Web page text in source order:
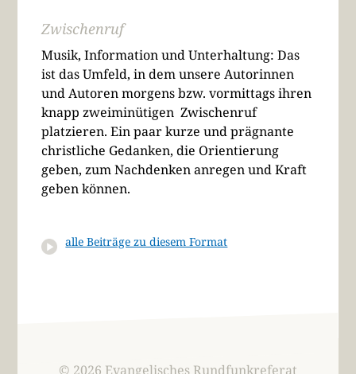
Zwischenruf
Musik, Information und Unterhaltung: Das
ist das Umfeld, in dem unsere Autorinnen
und Autoren morgens bzw. vormittags ihren
knapp zweiminütigen Zwischenruf
platzieren. Ein paar kurze und prägnante
christliche Gedanken, die Orientierung
geben, zum Nachdenken anregen und Kraft
geben können.
alle Beiträge zu diesem Format
© 2026 Evangelisches Rundfunkreferat